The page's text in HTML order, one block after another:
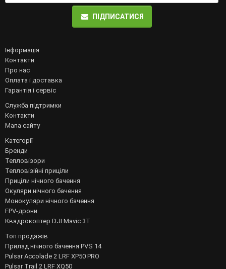
ПІДПИСАТИСЯ
Інформація
Контакти
Про нас
Оплата і доставка
Гарантія і сервіс
Служба підтримки
Контакти
Мапа сайту
Категорії
Бренди
Тепловізори
Тепловізійні приціли
Приціли нічного бачення
Окуляри нічного бачення
Монокуляри нічного бачення
FPV-дрони
Квадрокоптер DJI Mavic 3T
Топ продажів
Прилад нічного бачення PVS 14
Pulsar Accolade 2 LRF XP50 PRO
Pulsar Trail 2 LRF XQ50